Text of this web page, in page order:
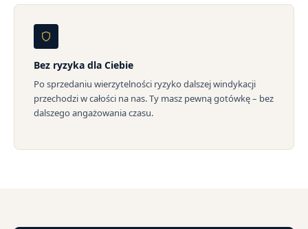
Bez ryzyka dla Ciebie
Po sprzedaniu wierzytelności ryzyko dalszej windykacji
przechodzi w całości na nas. Ty masz pewną gotówkę – bez
dalszego angażowania czasu.